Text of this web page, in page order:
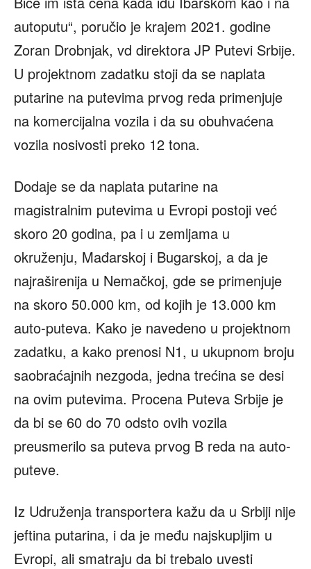
autoputu“, poručio je krajem 2021. godine
Zoran Drobnjak, vd direktora JP Putevi Srbije.
U projektnom zadatku stoji da se naplata
putarine na putevima prvog reda primenjuje
na komercijalna vozila i da su obuhvaćena
vozila nosivosti preko 12 tona.
Dodaje se da naplata putarine na
magistralnim putevima u Evropi postoji već
skoro 20 godina, pa i u zemljama u
okruženju, Mađarskoj i Bugarskoj, a da je
najraširenija u Nemačkoj, gde se primenjuje
na skoro 50.000 km, od kojih je 13.000 km
auto-puteva. Kako je navedeno u projektnom
zadatku, a kako prenosi N1, u ukupnom broju
saobraćajnih nezgoda, jedna trećina se desi
na ovim putevima. Procena Puteva Srbije je
da bi se 60 do 70 odsto ovih vozila
preusmerilo sa puteva prvog B reda na auto-
puteve.
Iz Udruženja transportera kažu da u Srbiji nije
jeftina putarina, i da je među najskupljim u
Evropi, ali smatraju da bi trebalo uvesti